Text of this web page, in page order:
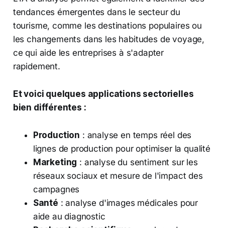
tendances émergentes dans le secteur du
tourisme, comme les destinations populaires ou
les changements dans les habitudes de voyage,
ce qui aide les entreprises à s'adapter
rapidement.
Et voici quelques applications sectorielles
bien différentes :
Production : analyse en temps réel des
lignes de production pour optimiser la qualité
Marketing : analyse du sentiment sur les
réseaux sociaux et mesure de l'impact des
campagnes
Santé : analyse d'images médicales pour
aide au diagnostic